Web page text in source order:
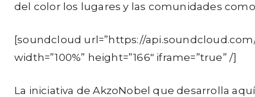
del color los lugares y las comunidades como
[soundcloud url=”https://
width=”100%” height=”166″ iframe=”true” /]
La iniciativa de AkzoNobel que desarrolla